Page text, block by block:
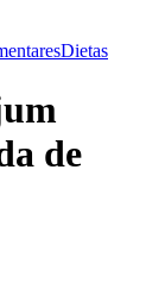
Dietas
de